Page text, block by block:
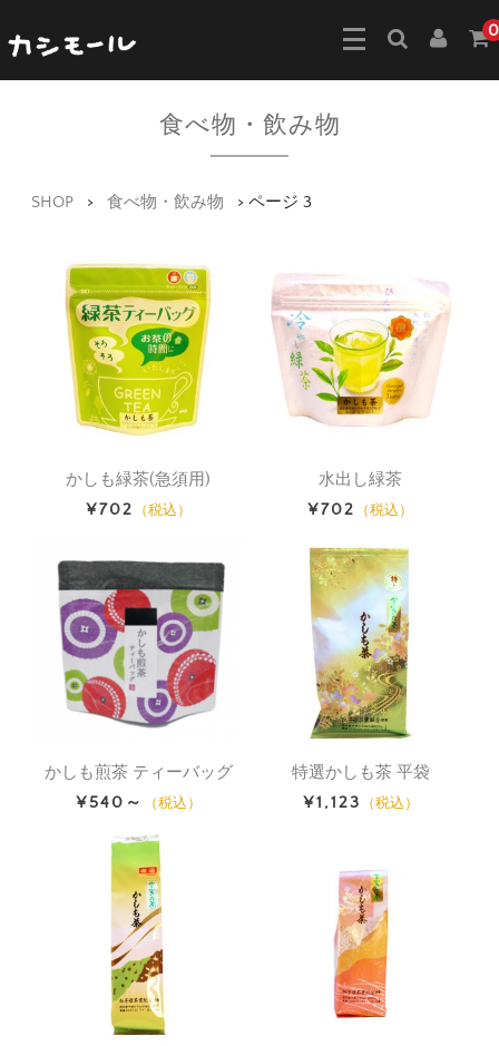
0
食べ物・飲み物
SHOP > 食べ物・飲み物 > ページ 3
かしも緑茶(急須用)
¥702
（税込）
水出し緑茶
¥702
（税込）
かしも煎茶 ティーバッグ
¥540～
（税込）
特選かしも茶 平袋
¥1,123
（税込）